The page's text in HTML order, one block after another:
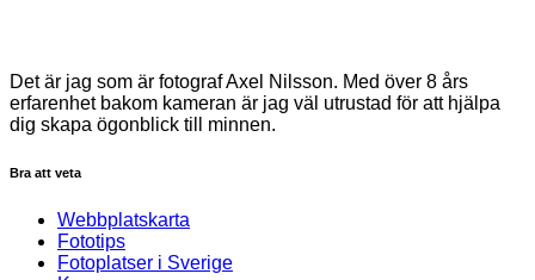
Det är jag som är fotograf Axel Nilsson. Med över 8 års
erfarenhet bakom kameran är jag väl utrustad för att hjälpa
dig skapa ögonblick till minnen.
Bra att veta
Webbplatskarta
Fototips
Fotoplatser i Sverige